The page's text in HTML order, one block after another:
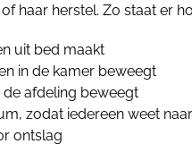
haar herstel. Zo staat er
uit bed maakt
in de kamer beweegt
afdeling beweegt
zodat iedereen weet
ontslag